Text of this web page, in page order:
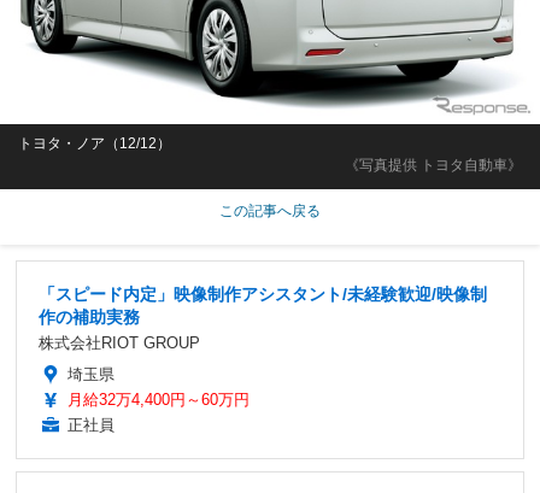
《写真提供 トヨタ自動車》
トヨタ・ノア（12/12）
この記事へ戻る
「スピード内定」映像制作アシスタント/未経験歓迎/映像制
作の補助実務
株式会社RIOT GROUP
埼玉県
月給32万4,400円～60万円
正社員